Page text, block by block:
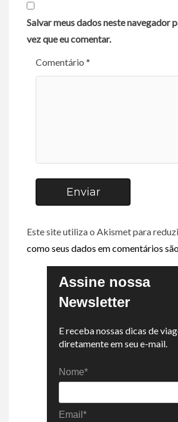
Salvar meus dados neste navegador
vez que eu comentar.
Comentário *
Enviar
Este site utiliza o Akismet para
como seus dados em comentários
Assine nossa
Newsletter
E receba nossas dicas de
diretamente em seu e-mail.
Nome*
Email*